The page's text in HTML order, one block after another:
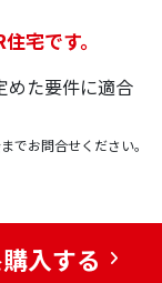
宅です。
めた要件に適合
でお問合せください。
購入する